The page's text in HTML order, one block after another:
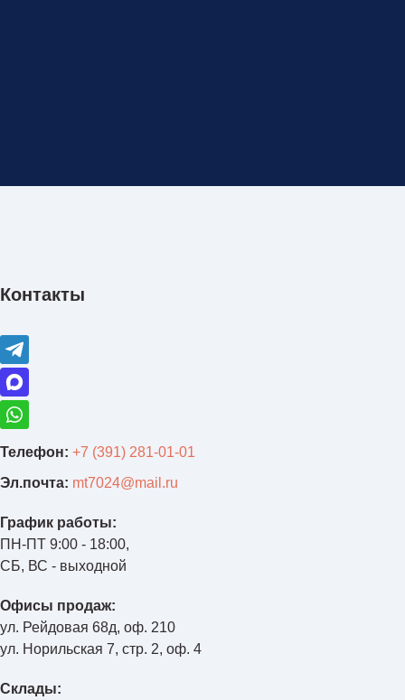
Контакты
Телефон: +7 (391) 281-01-01
Эл.почта: mt7024@mail.ru
График работы:
ПН-ПТ 9:00 - 18:00,
СБ, ВС - выходной
Офисы продаж:
ул. Рейдовая 68д, оф. 210
ул. Норильская 7, стр. 2, оф. 4
Склады: